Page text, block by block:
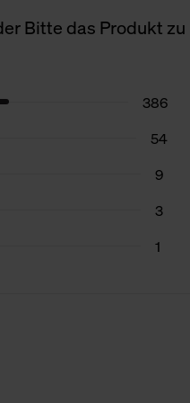
Bitte das Produkt
386
54
9
3
1